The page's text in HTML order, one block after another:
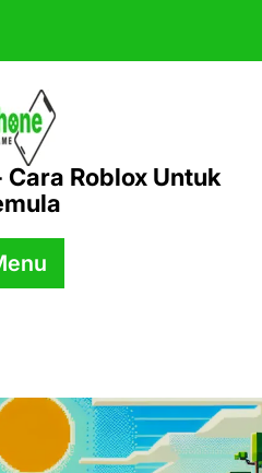
Roblox Untuk